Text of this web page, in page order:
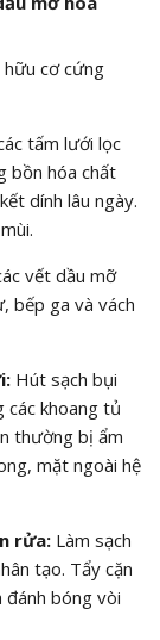
hữu cơ cứng
tấm lưới lọc
bồn hóa chất
dính lâu ngày.
vết dầu mỡ
bếp ga và vách
Hút sạch bụi
các khoang tủ
thường bị ẩm
mặt ngoài hệ
rửa:Làm sạch
tạo. Tẩy cặn
bóng vòi